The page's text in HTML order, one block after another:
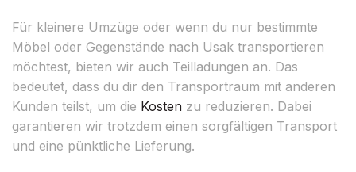
Für kleinere Umzüge oder wenn du nur bestimmte
Möbel oder Gegenstände nach Usak transportieren
möchtest, bieten wir auch Teilladungen an. Das
bedeutet, dass du dir den Transportraum mit anderen
Kunden teilst, um die Kosten zu reduzieren. Dabei
garantieren wir trotzdem einen sorgfältigen Transport
und eine pünktliche Lieferung.